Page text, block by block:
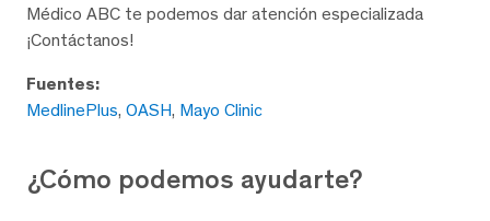
Médico ABC te podemos dar atención especializada
¡Contáctanos!
Fuentes:
MedlinePlus, OASH, Mayo Clinic
¿Cómo podemos ayudarte?